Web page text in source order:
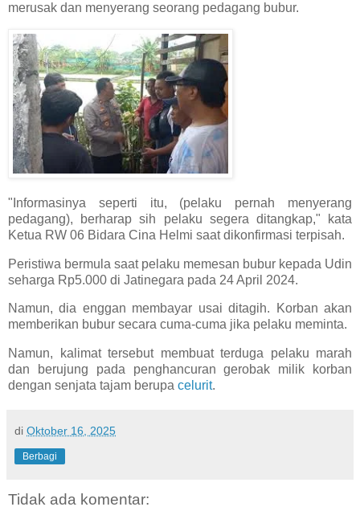
merusak dan menyerang seorang pedagang bubur.
"Informasinya seperti itu, (pelaku pernah menyerang
pedagang), berharap sih pelaku segera ditangkap," kata
Ketua RW 06 Bidara Cina Helmi saat dikonfirmasi terpisah.
Peristiwa bermula saat pelaku memesan bubur kepada Udin
seharga Rp5.000 di Jatinegara pada 24 April 2024.
Namun, dia enggan membayar usai ditagih. Korban akan
memberikan bubur secara cuma-cuma jika pelaku meminta.
Namun, kalimat tersebut membuat terduga pelaku marah
dan berujung pada penghancuran gerobak milik korban
dengan senjata tajam berupa celurit.
di Oktober 16, 2025
Berbagi
Tidak ada komentar: